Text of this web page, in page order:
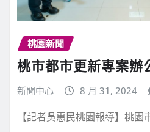
桃園新聞
桃市都市更新專案辦
新聞中心 8 月 31, 2024
【記者吳惠民桃園報導】桃